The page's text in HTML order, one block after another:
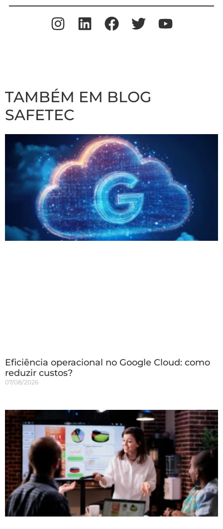
TAMBÉM EM BLOG
SAFETEC
Eficiência operacional no Google Cloud: como
reduzir custos?
07/08/2026